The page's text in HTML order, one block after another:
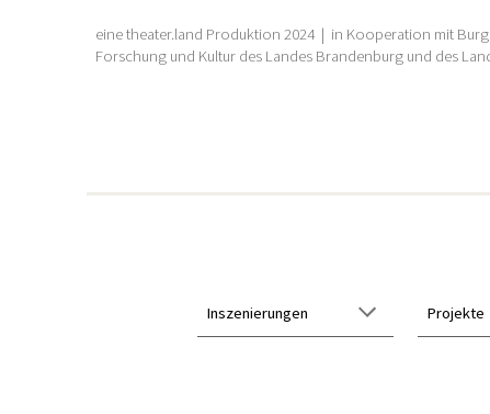
eine theater.land Produktion 2024 | in Kooperation mit
Forschung und Kultur des Landes Brandenburg und des
Inszenierungen Projekte